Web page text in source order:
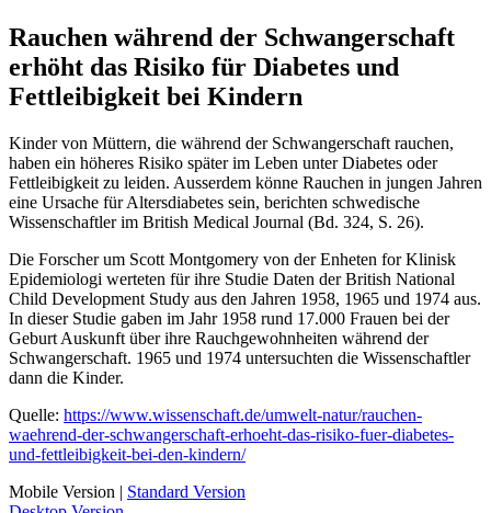
Rauchen während der Schwangerschaft
erhöht das Risiko für Diabetes und
Fettleibigkeit bei Kindern
Kinder von Müttern, die während der Schwangerschaft rauchen,
haben ein höheres Risiko später im Leben unter Diabetes oder
Fettleibigkeit zu leiden. Ausserdem könne Rauchen in jungen Jahren
eine Ursache für Altersdiabetes sein, berichten schwedische
Wissenschaftler im British Medical Journal (Bd. 324, S. 26).
Die Forscher um Scott Montgomery von der Enheten for Klinisk
Epidemiologi werteten für ihre Studie Daten der British National
Child Development Study aus den Jahren 1958, 1965 und 1974 aus.
In dieser Studie gaben im Jahr 1958 rund 17.000 Frauen bei der
Geburt Auskunft über ihre Rauchgewohnheiten während der
Schwangerschaft. 1965 und 1974 untersuchten die Wissenschaftler
dann die Kinder.
Quelle: https://www.wissenschaft.de/umwelt-natur/rauchen-
waehrend-der-schwangerschaft-erhoeht-das-risiko-fuer-diabetes-
und-fettleibigkeit-bei-den-kindern/
Mobile Version | Standard Version